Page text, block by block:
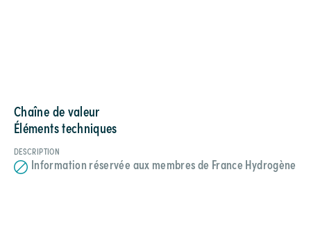
Chaîne de valeur
Éléments techniques
DESCRIPTION
Information réservée aux membres de France Hydrogène